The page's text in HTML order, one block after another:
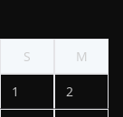
S M
1 2